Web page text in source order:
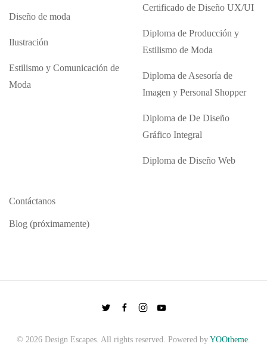
Diseño de moda
Ilustración
Estilismo y Comunicación de
Moda
Certificado de Diseño UX/UI
Diploma de Producción y
Estilismo de Moda
Diploma de Asesoría de
Imagen y Personal Shopper
Diploma de De Diseño
Gráfico Integral
Diploma de Diseño Web
Contáctanos
Blog (próximamente)
© 2026 Design Escapes. All rights reserved. Powered by YOOtheme.